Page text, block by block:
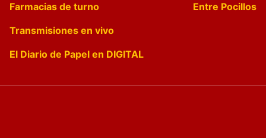
Farmacias de turno
Entre Pocillos
Transmisiones en vivo
El Diario de Papel en DIGITAL